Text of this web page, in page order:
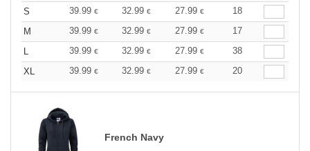
S
39.99 € 32.99 € 27.99 €
18
M
39.99 € 32.99 € 27.99 €
17
L
39.99 € 32.99 € 27.99 €
38
XL
39.99 € 32.99 € 27.99 € 20
French Navy